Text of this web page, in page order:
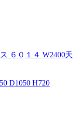
６０１４ W2400天